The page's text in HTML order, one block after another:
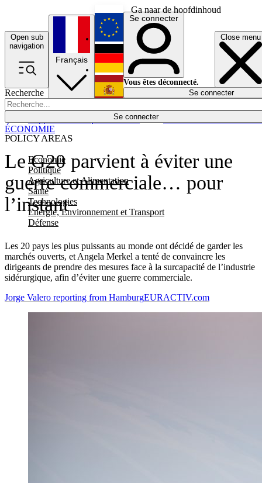
Ga naar de hoofdinhoud
Open sub
navigation
Close menu
Recherche
Se connecter
POLICY AREAS
Economie
Politique
Agriculture et Alimentation
Santé
Technologies
Energie, Environnement et Transport
Défense
Économie
Français
English
Deutsch
Español
Se connecter
Vous êtes déconnecté.
Se connecter
Le G20 parvient à éviter une
guerre commerciale… pour
l’instant
Les 20 pays les plus puissants au monde ont décidé de garder les
marchés ouverts, et Angela Merkel a tenté de convaincre les
dirigeants de prendre des mesures face à la surcapacité de l’industrie
sidérurgique, afin d’éviter une guerre commerciale.
ÉCONOMIE
Jorge Valero reporting from HamburgEURACTIV.com